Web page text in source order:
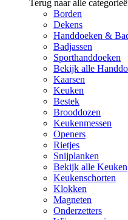
Terug naar alle
Borden
Dekens
Handdoeken &
Badjassen
Sporthanddoeken
Bekijk alle
Kaarsen
Keuken
Bestek
Brooddozen
Keukenmessen
Openers
Rietjes
Snijplanken
Bekijk alle Keuken
Keukenschorten
Klokken
Magneten
Onderzetters